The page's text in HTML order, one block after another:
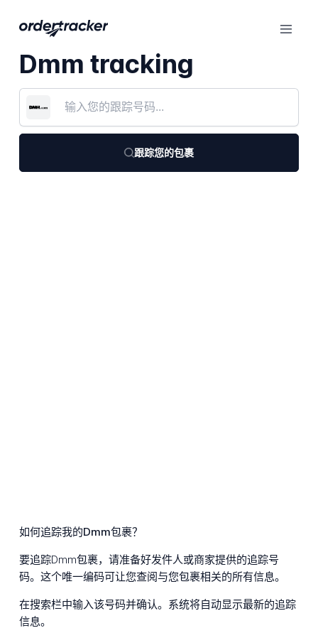
Dmm tracking
跟踪您的包裹
如何追踪我的Dmm包裹？
要追踪Dmm包裹，请准备好发件人或商家提供的追踪号
码。这个唯一编码可让您查阅与您包裹相关的所有信息。
在搜索栏中输入该号码并确认。系统将自动显示最新的追踪
信息。